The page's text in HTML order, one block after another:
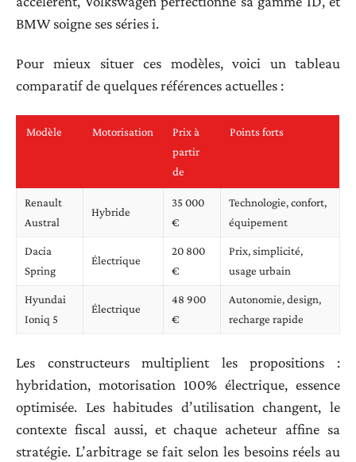
BMW soigne ses séries i.
Pour mieux situer ces modèles, voici un tableau
comparatif de quelques références actuelles :
Modèle Motorisation
Prix à
partir
de
Points forts
Renault
Austral
Hybride
35 000
€
Technologie, confort,
équipement
Dacia
Spring
Électrique
20 800
€
Prix, simplicité,
usage urbain
Hyundai
Ioniq 5
Électrique
48 900
€
Autonomie, design,
recharge rapide
Les constructeurs multiplient les propositions :
hybridation, motorisation 100% électrique, essence
optimisée. Les habitudes d’utilisation changent, le
contexte fiscal aussi, et chaque acheteur affine sa
stratégie. L’arbitrage se fait selon les besoins réels au